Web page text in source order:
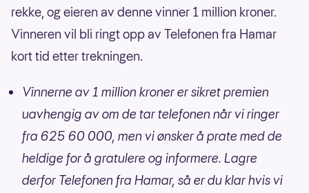
rekke, og eieren av denne vinner 1 million kroner.
Vinneren vil bli ringt opp av Telefonen fra Hamar
kort tid etter trekningen.
Vinnerne av 1 million kroner er sikret premien
uavhengig av om de tar telefonen når vi ringer
fra 625 60 000, men vi ønsker å prate med de
heldige for å gratulere og informere. Lagre
derfor Telefonen fra Hamar, så er du klar hvis vi